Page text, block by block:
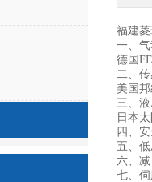
福建菱
一、气
德国
二、传
美国
三、液
日本
四、
五、
六、
七、